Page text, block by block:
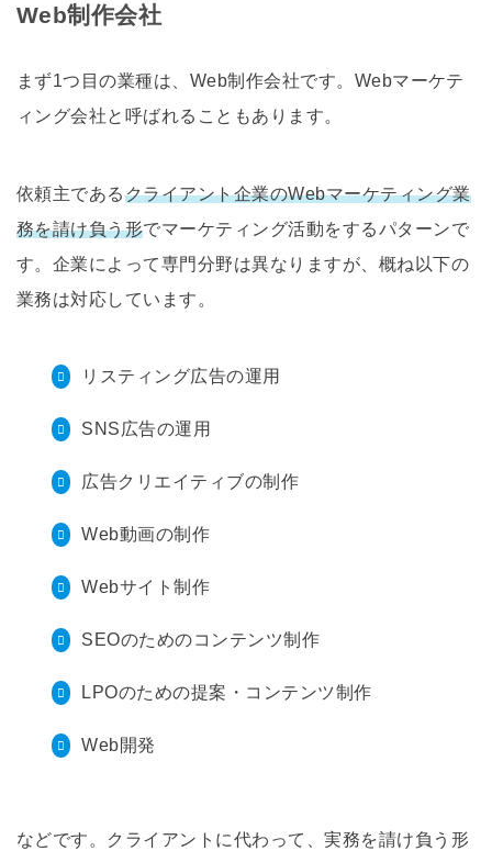
Web制作会社
まず1つ目の業種は、Web制作会社です。Webマーケテ
ィング会社と呼ばれることもあります。
依頼主であるクライアント企業のWebマーケティング業
務を請け負う形でマーケティング活動をするパターンで
す。企業によって専門分野は異なりますが、概ね以下の
業務は対応しています。
リスティング広告の運用
SNS広告の運用
広告クリエイティブの制作
Web動画の制作
Webサイト制作
SEOのためのコンテンツ制作
LPOのための提案・コンテンツ制作
Web開発
などです。クライアントに代わって、実務を請け負う形